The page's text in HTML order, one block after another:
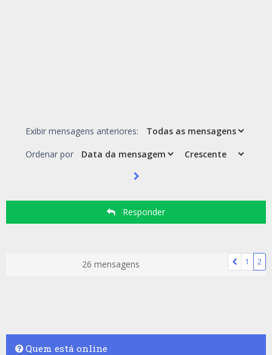
Exibir mensagens anteriores:
Ordenar por
Responder
26 mensagens 1 2
Quem está online